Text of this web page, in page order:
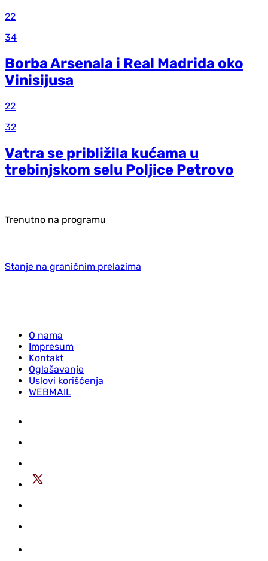
22
34
Borba Arsenala i Real Madrida oko
Vinisijusa
22
32
Vatra se približila kućama u
trebinjskom selu Poljice Petrovo
Trenutno na programu
Stanje na graničnim prelazima
O nama
Impresum
Kontakt
Oglašavanje
Uslovi korišćenja
WEBMAIL